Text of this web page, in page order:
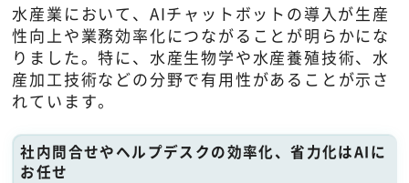
水産業において、AIチャットボットの導入が生産
性向上や業務効率化につながることが明らかにな
りました。特に、水産生物学や水産養殖技術、水
産加工技術などの分野で有用性があることが示さ
れています。
社内問合せやヘルプデスクの効率化、省力化はAIに
お任せ